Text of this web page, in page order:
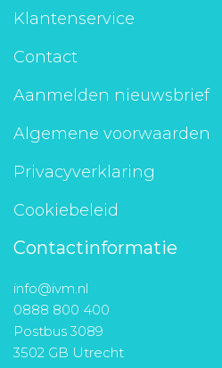
Klantenservice
Contact
Aanmelden nieuwsbrief
Algemene voorwaarden
Privacyverklaring
Cookiebeleid
Contactinformatie
info@ivm.nl
0888 800 400
Postbus 3089
3502 GB Utrecht